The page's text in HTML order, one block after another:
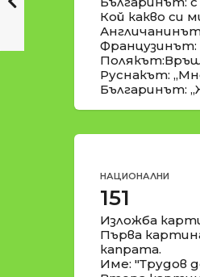
Кой какво си
Французинът:
Руснакът:
Българинът:
НАЦИОНАЛНИ
151
Изложба
Първа
капрата.
Име: "Трудов